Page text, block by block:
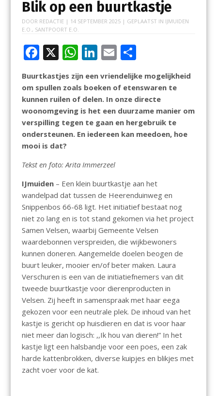
Blik op een buurtkastje
DOOR REDACTIE | 14 SEPTEMBER 2025| GEPLAATST IN IJMUIDEN
E.O. , SANTPOORT E.O.
F
ac
e
b
o
o
k
X W
h
at
s
A
p
Li
k
e
dI
n
E
m
ai
l
D
e
n
Buurtkastjes zijn een vriendelijke mogelijkheid
om spullen zoals boeken of etenswaren te
kunnen ruilen of delen. In onze directe
woonomgeving is het een duurzame manier om
verspilling tegen te gaan en hergebruik te
ondersteunen. En iedereen kan meedoen, hoe
mooi is dat?
Tekst en foto: Arita Immerzeel
IJmuiden– Een klein buurtkastje aan het
wandelpad dat tussen de Heerenduinweg en
Snippenbos 66-68 ligt. Het initiatief bestaat nog
niet zo lang en is tot stand gekomen via het project
Samen Velsen, waarbij Gemeente Velsen
waardebonnen verspreiden, die wijkbewoners
kunnen doneren. Aangemelde doelen beogen de
buurt leuker, mooier en/of beter maken. Laura
Verschuren is een van de initiatiefnemers van dit
tweede buurtkastje voor dierenproducten in
Velsen. Zij heeft in samenspraak met haar eega
gekozen voor een neutrale plek. De inhoud van het
kastje is gericht op huisdieren en dat is voor haar
niet meer dan logisch: ,,Ik hou van dieren!” In het
kastje ligt een halsbandje voor een poes, een zak
harde kattenbrokken, diverse kuipjes en blikjes met
zacht voer voor de kat.